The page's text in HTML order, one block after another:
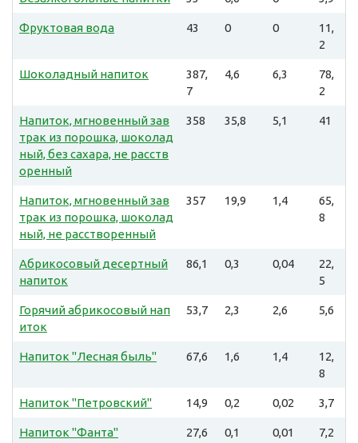
Фруктовая вода 43 0 0
11,
2
Шоколадный напиток
387,
7
4,6 6,3
78,
2
Напиток, мгновенный зав
трак из порошка, шоколад
ный, без сахара, не расств
оренный
358 35,8 5,1 41
Напиток, мгновенный зав
трак из порошка, шоколад
ный, не расстворенный
357 19,9 1,4
65,
8
Абрикосовый десертный
напиток
86,1 0,3 0,04
22,
5
Горячий абрикосовый нап
иток
53,7 2,3 2,6 5,6
Напиток "Лесная быль" 67,6 1,6 1,4
12,
8
Напиток "Петровский" 14,9 0,2 0,02 3,7
Напиток "Фанта" 27,6 0,1 0,01 7,2